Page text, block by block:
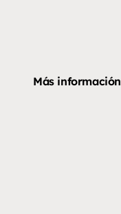
Más información